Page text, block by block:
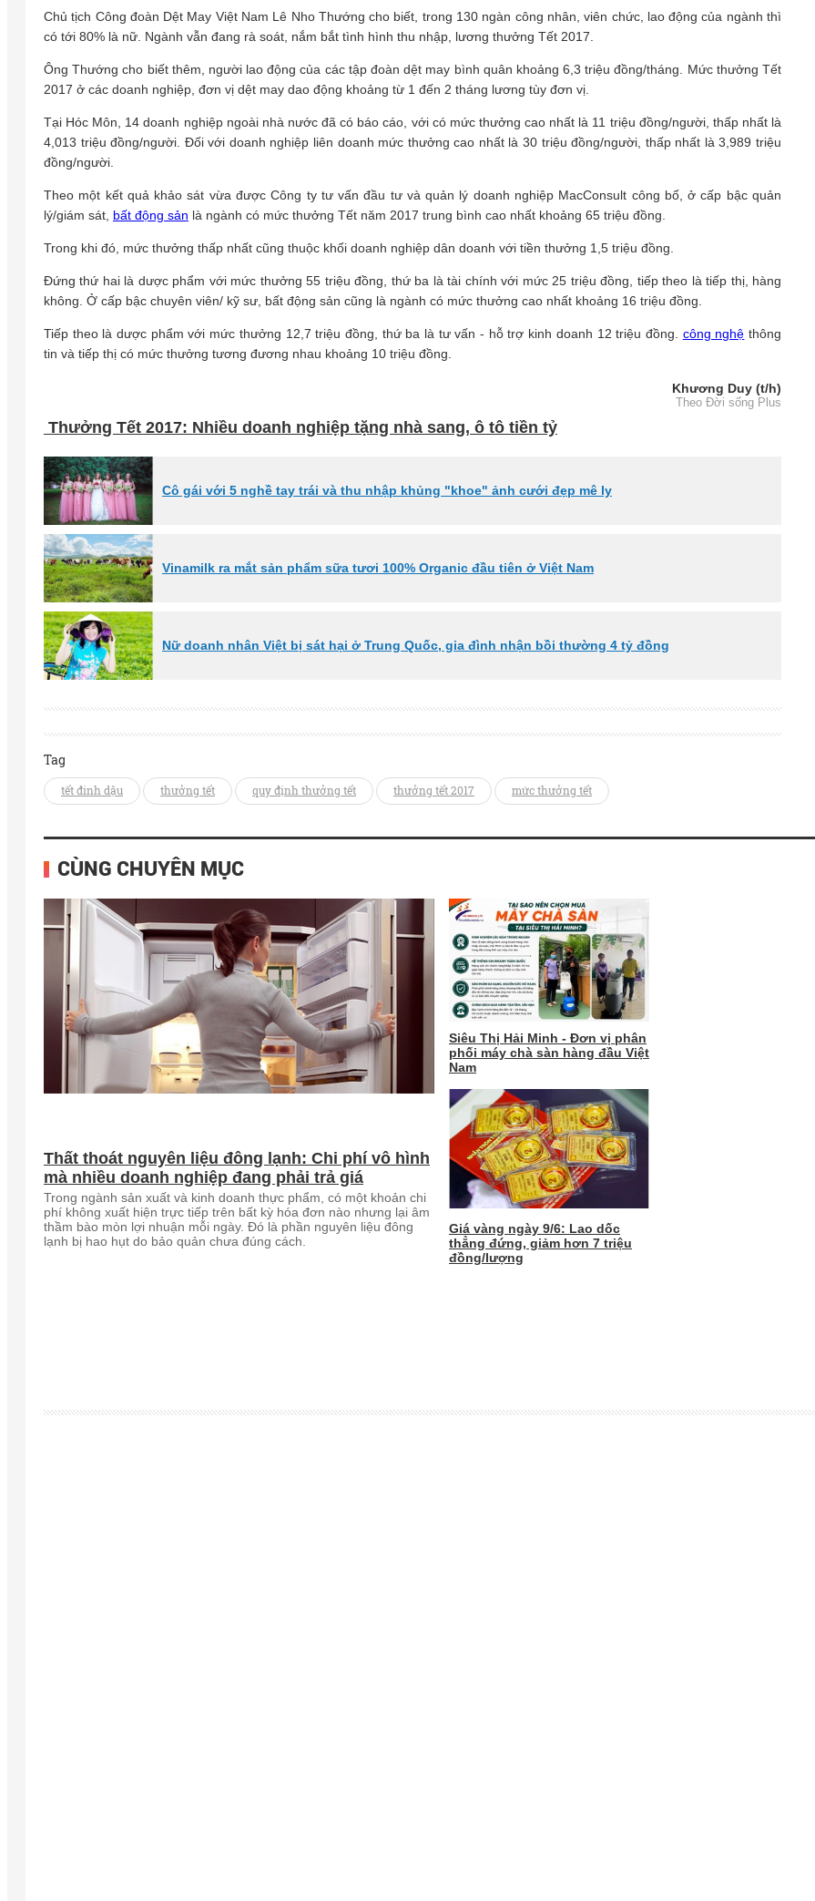
Chủ tịch Công đoàn Dệt May Việt Nam Lê Nho Thướng cho biết, trong 130 ngàn công nhân, viên chức, lao động của ngành thì
có tới 80% là nữ. Ngành vẫn đang rà soát, nắm bắt tình hình thu nhập, lương thưởng Tết 2017.
Ông Thướng cho biết thêm, người lao động của các tập đoàn dệt may bình quân khoảng 6,3 triệu đồng/tháng. Mức thưởng Tết
2017 ở các doanh nghiệp, đơn vị dệt may dao động khoảng từ 1 đến 2 tháng lương tùy đơn vị.
Tại Hóc Môn, 14 doanh nghiệp ngoài nhà nước đã có báo cáo, với có mức thưởng cao nhất là 11 triệu đồng/người, thấp nhất là
4,013 triệu đồng/người. Đối với doanh nghiệp liên doanh mức thưởng cao nhất là 30 triệu đồng/người, thấp nhất là 3,989 triệu
đồng/người.
Theo một kết quả khảo sát vừa được Công ty tư vấn đầu tư và quản lý doanh nghiệp MacConsult công bố, ở cấp bậc quản
lý/giám sát, bất động sản là ngành có mức thưởng Tết năm 2017 trung bình cao nhất khoảng 65 triệu đồng.
Trong khi đó, mức thưởng thấp nhất cũng thuộc khối doanh nghiệp dân doanh với tiền thưởng 1,5 triệu đồng.
Đứng thứ hai là dược phẩm với mức thưởng 55 triệu đồng, thứ ba là tài chính với mức 25 triệu đồng, tiếp theo là tiếp thị, hàng
không. Ở cấp bậc chuyên viên/ kỹ sư, bất động sản cũng là ngành có mức thưởng cao nhất khoảng 16 triệu đồng.
Tiếp theo là dược phẩm với mức thưởng 12,7 triệu đồng, thứ ba là tư vấn - hỗ trợ kinh doanh 12 triệu đồng. công nghệ thông
tin và tiếp thị có mức thưởng tương đương nhau khoảng 10 triệu đồng.
Khương Duy (t/h)
Theo Đời sống Plus
Thưởng Tết 2017: Nhiều doanh nghiệp tặng nhà sang, ô tô tiền tỷ
Cô gái với 5 nghề tay trái và thu nhập khủng "khoe" ảnh cưới đẹp mê ly
Vinamilk ra mắt sản phẩm sữa tươi 100% Organic đầu tiên ở Việt Nam
Nữ doanh nhân Việt bị sát hại ở Trung Quốc, gia đình nhận bồi thường 4 tỷ đồng
Tag
tết đinh dậu thưởng tết quy định thưởng tết thưởng tết 2017 mức thưởng tết
CÙNG CHUYÊN MỤC
Thất thoát nguyên liệu đông lạnh: Chi phí vô hình
mà nhiều doanh nghiệp đang phải trả giá
Trong ngành sản xuất và kinh doanh thực phẩm, có một khoản chi
phí không xuất hiện trực tiếp trên bất kỳ hóa đơn nào nhưng lại âm
thầm bào mòn lợi nhuận mỗi ngày. Đó là phần nguyên liệu đông
lạnh bị hao hụt do bảo quản chưa đúng cách.
Siêu Thị Hải Minh - Đơn vị phân
phối máy chà sàn hàng đầu Việt
Nam
Giá vàng ngày 9/6: Lao dốc
thẳng đứng, giảm hơn 7 triệu
đồng/lượng